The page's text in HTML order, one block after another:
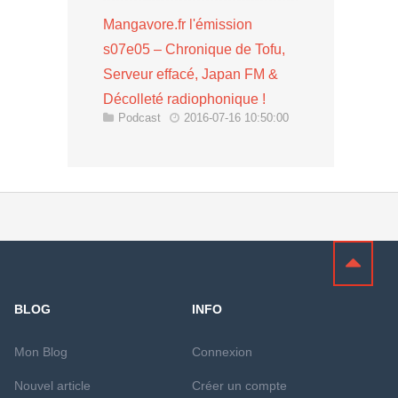
Mangavore.fr l'émission
s07e05 – Chronique de Tofu,
Serveur effacé, Japan FM &
Décolleté radiophonique !
Podcast 2016-07-16 10:50:00
BLOG
Mon Blog
Nouvel article
INFO
Connexion
Créer un compte